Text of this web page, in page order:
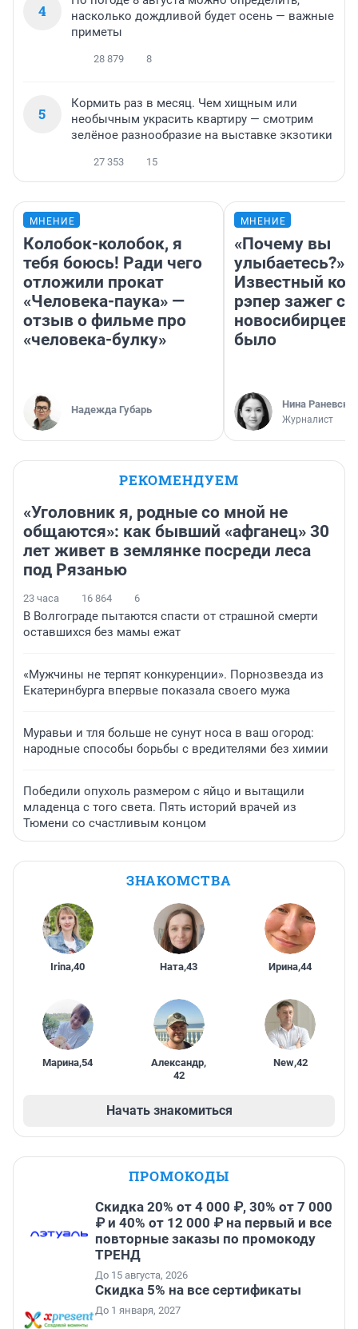
4
насколько дождливой будет осень — важные
приметы
28 879 8
5
Кормить раз в месяц. Чем хищным или
необычным украсить квартиру — смотрим
зелёное разнообразие на выставке экзотики
27 353 15
МНЕНИЕ
Колобок-колобок, я
тебя боюсь! Ради чего
отложили прокат
«Человека-паука» —
отзыв о фильме про
«человека-булку»
Надежда Губарь
МНЕНИЕ
«Почему вы
улыбаетесь?»
Известный
рэпер зажег с
новосибирцев:
было
Нина
Журналист
РЕКОМЕНДУЕМ
«Уголовник я, родные со мной не
общаются»: как бывший «афганец» 30
лет живет в землянке посреди леса
под Рязанью
23 часа 16 864 6
В Волгограде пытаются спасти от страшной смерти
оставшихся без мамы ежат
«Мужчины не терпят конкуренции». Порнозвезда из
Екатеринбурга впервые показала своего мужа
Муравьи и тля больше не сунут носа в ваш огород:
народные способы борьбы с вредителями без химии
Победили опухоль размером с яйцо и вытащили
младенца с того света. Пять историй врачей из
Тюмени со счастливым концом
ЗНАКОМСТВА
Irina,40 Ната,43 Ирина,44
Марина,54 Александр,
42
New,42
Начать знакомиться
ПРОМОКОДЫ
Скидка 20% от 4 000 ₽, 30% от 7 000
₽ и 40% от 12 000 ₽ на первый и все
повторные заказы по промокоду
ТРЕНД
До 15 августа, 2026
Скидка 5% на все сертификаты
До 1 января, 2027